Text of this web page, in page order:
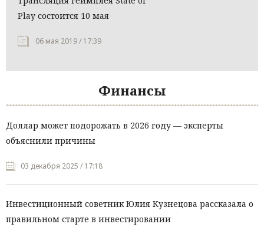
Play состоится 10 мая
06 мая 2019 / 17:39
Финансы
Доллар может подорожать в 2026 году — эксперты
объяснили причины
03 декабря 2025 / 17:18
Инвестиционный советник Юлия Кузнецова рассказала о
правильном старте в инвестировании